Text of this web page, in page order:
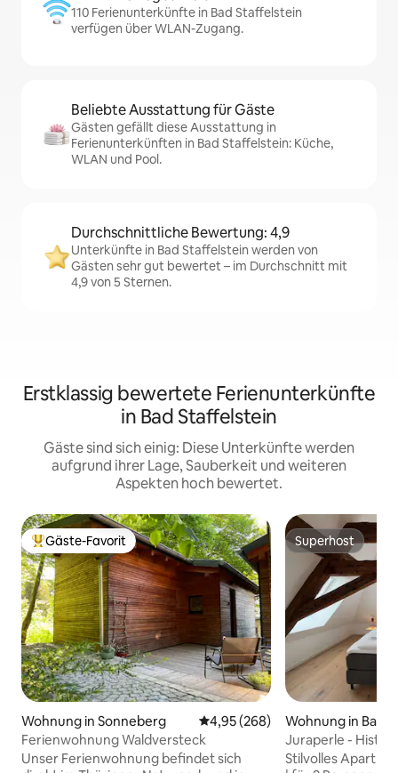
110 Ferienunterkünfte in Bad Staffelstein
verfügen über WLAN-Zugang.
Beliebte Ausstattung für Gäste
Gästen gefällt diese Ausstattung in
Ferienunterkünften in Bad Staffelstein: Küche,
WLAN und Pool.
Durchschnittliche Bewertung: 4,9
Unterkünfte in Bad Staffelstein werden von
Gästen sehr gut bewertet – im Durchschnitt mit
4,9 von 5 Sternen.
Erstklassig bewertete Ferienunterkünfte
in Bad Staffelstein
Gäste sind sich einig: Diese Unterkünfte werden
aufgrund ihrer Lage, Sauberkeit und weiteren
Aspekten hoch bewertet.
Beliebter Gäste-Favorit.
Gäste-Favorit
Wohnung in Sonneberg Durchschnittliche Bewertung:
4,95 (268)
Ferienwohnung Waldversteck
Unser Ferienwohnung befindet sich
Superhost
Superhost
Wohnung in Bad
Juraperle -
Wohnung 4
Stilvolles